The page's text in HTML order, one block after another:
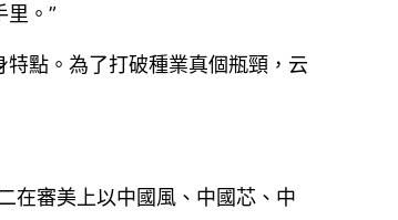
。”
點。為了打破種業真個瓶頸，云
在審美上以中國風、中國芯、中